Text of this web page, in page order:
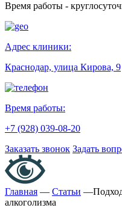
Время работы -
Адрес клиники:
Краснодар, улица Кирова, 9
Время работы:
+7 (928) 039-08-20
Заказать звонок Задать
Главная — Статьи —
алкоголизма